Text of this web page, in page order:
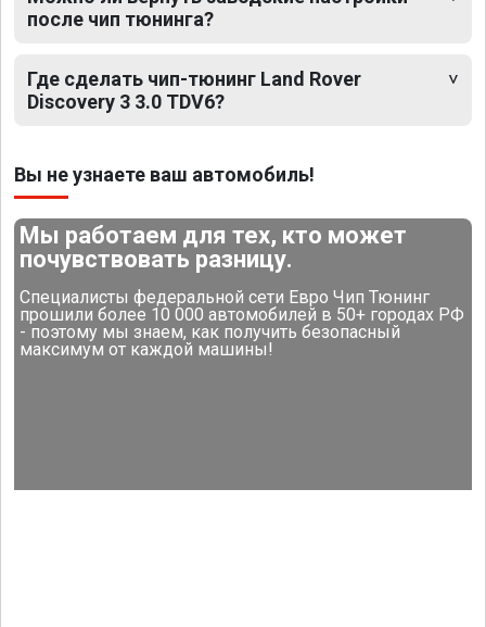
после чип тюнинга?
Где сделать чип-тюнинг Land Rover
Discovery 3 3.0 TDV6?
Вы не узнаете ваш автомобиль!
Мы работаем для тех, кто может
почувствовать разницу.
Специалисты федеральной сети Евро Чип Тюнинг
прошили более 10 000 автомобилей в 50+ городах РФ
- поэтому мы знаем, как получить безопасный
максимум от каждой машины!